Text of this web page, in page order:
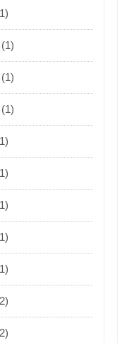
(1)
(1)
(1)